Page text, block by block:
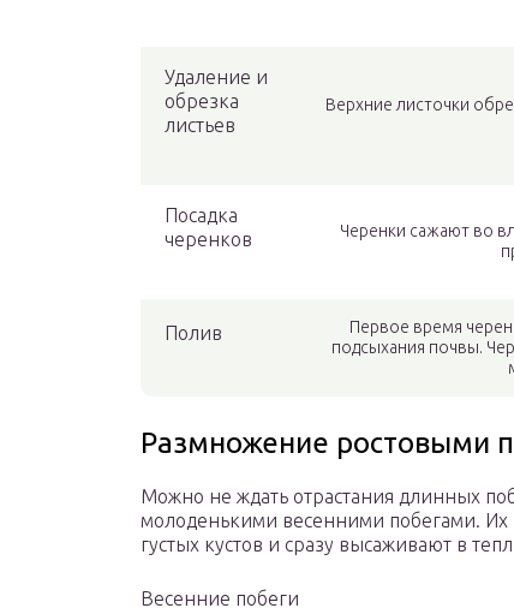
Удаление и
обрезка
листьев
Верхние листочки
Посадка
черенков
Черенки сажают во
Полив
Первое время
подсыхания почвы.
Размножение ростовыми
Можно не ждать отрастания длинных
молоденькими весенними побегами. Их
густых кустов и сразу высаживают в
Весенние побеги